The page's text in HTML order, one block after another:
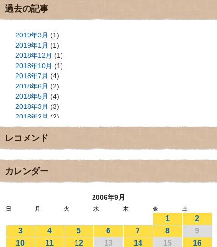
過去の記事
2019年3月 (1)
2019年1月 (1)
2018年12月 (1)
2018年10月 (1)
2018年7月 (4)
2018年6月 (2)
2018年5月 (4)
2018年3月 (3)
2018年2月 (2)
2018年1月(2)
2017年12月
2017年11月(3)
2017年9月
2017年8月
2017年5月
2017年3月(1)
2017年2月(1)
レコメンド
カレンダー
2006年9月
日 月 火 水 木 金 土
1
2
3
4 5 6 7 8
9
10
11 12 13 14 15 16